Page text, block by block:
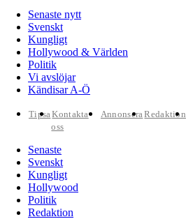
Senaste nytt
Svenskt
Kungligt
Hollywood & Världen
Politik
Vi avslöjar
Kändisar A-Ö
TipsaKontakta
oss
AnnonseraRedaktion
Senaste
Svenskt
Kungligt
Hollywood
Politik
Redaktion